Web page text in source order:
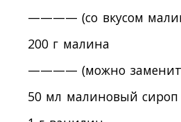
———— (со вкусом
200 г малина
———— (можно
50 мл малиновый сироп